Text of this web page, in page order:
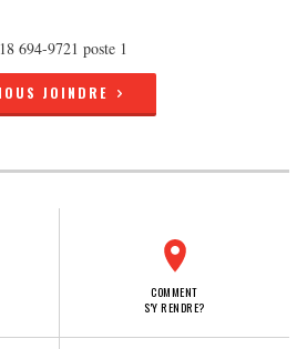
694-9721 poste 1
JOINDRE
COMMENT
S'Y RENDRE?